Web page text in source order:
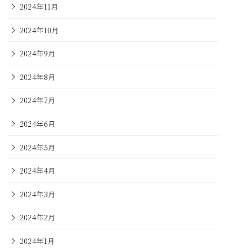
2024年11月
2024年10月
2024年9月
2024年8月
2024年7月
2024年6月
2024年5月
2024年4月
2024年3月
2024年2月
2024年1月